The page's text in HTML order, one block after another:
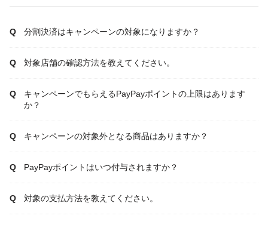
分割決済はキャンペーンの対象になりますか？
対象店舗の確認方法を教えてください。
キャンペーンでもらえるPayPayポイントの上限はあります
か？
キャンペーンの対象外となる商品はありますか？
PayPayポイントはいつ付与されますか？
対象の支払方法を教えてください。